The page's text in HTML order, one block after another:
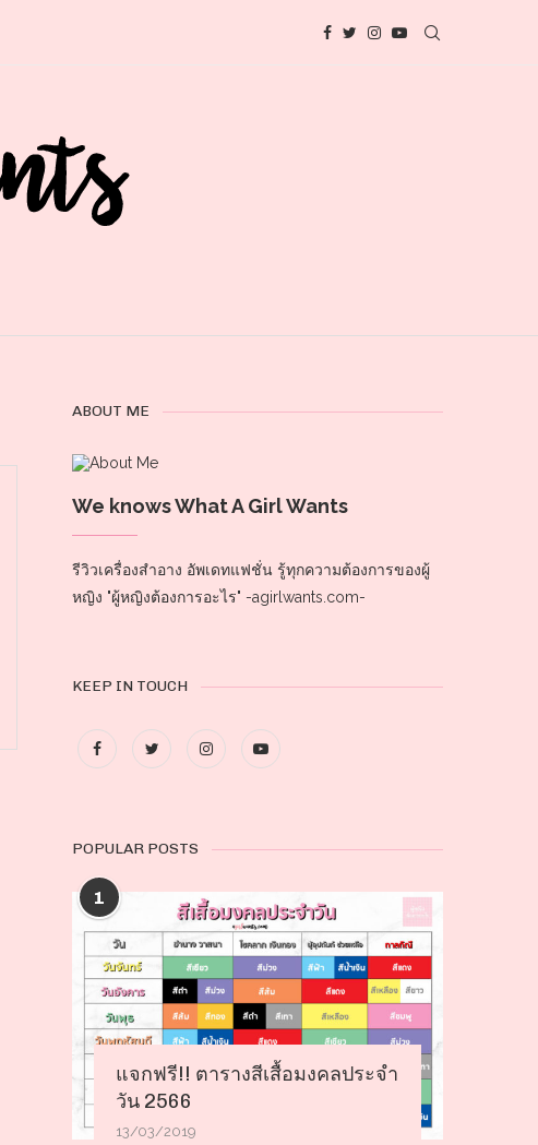
ABOUT ME
We knows What A Girl Wants
รีวิวเครื่องสำอาง อัพเดทแฟชั่น รู้ทุกความต้องการของผู้
หญิง "ผู้หญิงต้องการอะไร" -agirlwants.com-
KEEP IN TOUCH
POPULAR POSTS
1
แจกฟรี!! ตารางสีเสื้อมงคลประจำ
วัน 2566
13/03/2019